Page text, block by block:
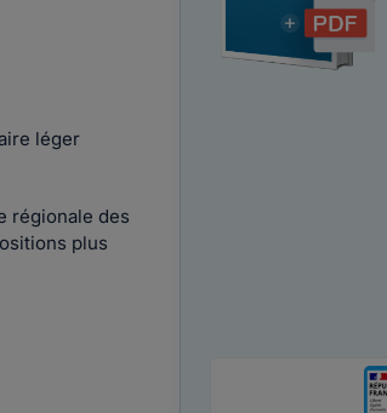
léger
régionale des
plus